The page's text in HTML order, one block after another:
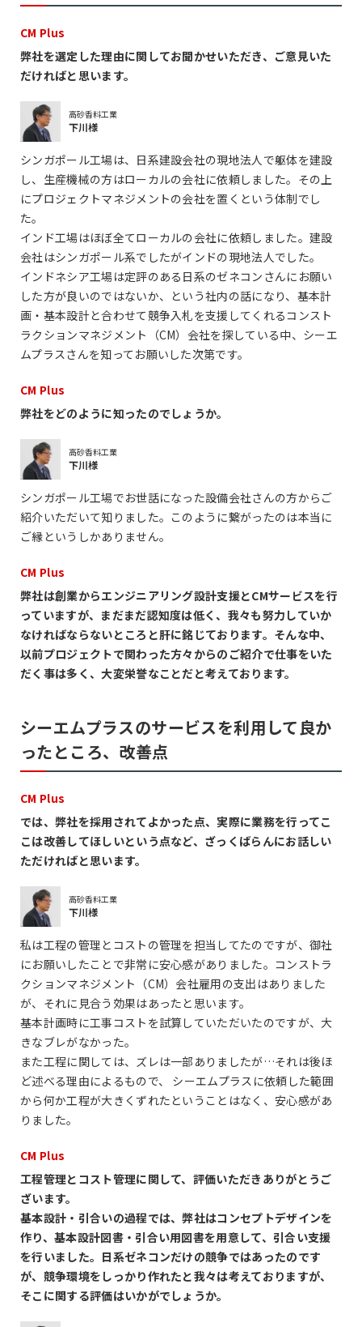
CM Plus
弊社を選定した理由に関してお聞かせいただき、ご意見いた
だければと思います。
高砂香料工業
下川様
シンガポール工場は、日系建設会社の現地法人で躯体を建設
し、生産機械の方はローカルの会社に依頼しました。その上
にプロジェクトマネジメントの会社を置くという体制でし
た。
インド工場はほぼ全てローカルの会社に依頼しました。建設
会社はシンガポール系でしたがインドの現地法人でした。
インドネシア工場は定評のある日系のゼネコンさんにお願い
した方が良いのではないか、という社内の話になり、基本計
画・基本設計と合わせて競争入札を支援してくれるコンスト
ラクションマネジメント（CM）会社を探している中、シーエ
ムプラスさんを知ってお願いした次第です。
CM Plus
弊社をどのように知ったのでしょうか。
高砂香料工業
下川様
シンガポール工場でお世話になった設備会社さんの方からご
紹介いただいて知りました。このように繋がったのは本当に
ご縁というしかありません。
CM Plus
弊社は創業からエンジニアリング設計支援とCMサービスを行
っていますが、まだまだ認知度は低く、我々も努力していか
なければならないところと肝に銘じております。そんな中、
以前プロジェクトで関わった方々からのご紹介で仕事をいた
だく事は多く、大変栄誉なことだと考えております。
シーエムプラスのサービスを利用して良か
ったところ、改善点
CM Plus
では、弊社を採用されてよかった点、実際に業務を行ってこ
こは改善してほしいという点など、ざっくばらんにお話しい
ただければと思います。
高砂香料工業
下川様
私は工程の管理とコストの管理を担当してたのですが、御社
にお願いしたことで非常に安心感がありました。コンストラ
クションマネジメント（CM）会社雇用の支出はありました
が、それに見合う効果はあったと思います。
基本計画時に工事コストを試算していただいたのですが、大
きなブレがなかった。
また工程に関しては、ズレは一部ありましたが…それは後ほ
ど述べる理由によるもので、 シーエムプラスに依頼した範囲
から何か工程が大きくずれたということはなく、安心感があ
りました。
CM Plus
工程管理とコスト管理に関して、評価いただきありがとうご
ざいます。
基本設計・引合いの過程では、弊社はコンセプトデザインを
作り、基本設計図書・引合い用図書を用意して、引合い支援
を行いました。日系ゼネコンだけの競争ではあったのです
が、競争環境をしっかり作れたと我々は考えておりますが、
そこに関する評価はいかがでしょうか。